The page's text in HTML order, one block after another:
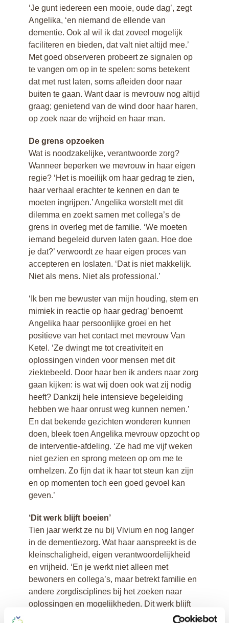
Interview Lútsen
Interview Sheralyn
Interview Lydia
Interview Marion en
Marjon
‘Je gunt iedereen een mooie, oude dag’, zegt
Angelika, ‘en niemand de ellende van
dementie. Ook al wil ik dat zoveel mogelijk
faciliteren en bieden, dat valt niet altijd mee.’
Met goed observeren probeert ze signalen op
te vangen om op in te spelen: soms betekent
dat met rust laten, soms afleiden door naar
buiten te gaan. Want daar is mevrouw nog altijd
graag; genietend van de wind door haar haren,
op zoek naar de vrijheid en haar man.
De grens opzoeken
Wat is noodzakelijke, verantwoorde zorg?
Wanneer beperken we mevrouw in haar eigen
regie? ‘Het is moeilijk om haar gedrag te zien,
haar verhaal erachter te kennen en dan te
moeten ingrijpen.’ Angelika worstelt met dit
dilemma en zoekt samen met collega’s de
grens in overleg met de familie. ‘We moeten
iemand begeleid durven laten gaan. Hoe doe
je dat?’ verwoordt ze haar eigen proces van
accepteren en loslaten. ‘Dat is niet makkelijk.
Niet als mens. Niet als professional.’
‘Ik ben me bewuster van mijn houding, stem en
mimiek in reactie op haar gedrag’ benoemt
Angelika haar persoonlijke groei en het
positieve van het contact met mevrouw Van
Ketel. ‘Ze dwingt me tot creativiteit en
oplossingen vinden voor mensen met dit
ziektebeeld. Door haar ben ik anders naar zorg
gaan kijken: is wat wij doen ook wat zij nodig
heeft? Dankzij hele intensieve begeleiding
hebben we haar onrust weg kunnen nemen.’
En dat bekende gezichten wonderen kunnen
doen, bleek toen Angelika mevrouw opzocht op
de interventie-afdeling. ‘Ze had me vijf weken
niet gezien en sprong meteen op om me te
omhelzen. Zo fijn dat ik haar tot steun kan zijn
en op momenten toch een goed gevoel kan
geven.’
‘Dit werk blijft boeien’
Tien jaar werkt ze nu bij Vivium en nog langer
in de dementiezorg. Wat haar aanspreekt is de
kleinschaligheid, eigen verantwoordelijkheid
en vrijheid. ‘En je werkt niet alleen met
bewoners en collega’s, maar betrekt familie en
andere zorgdisciplines bij het zoeken naar
oplossingen en mogelijkheden. Dit werk blijft
boeien! Het is een spiegel voor mijn eigen